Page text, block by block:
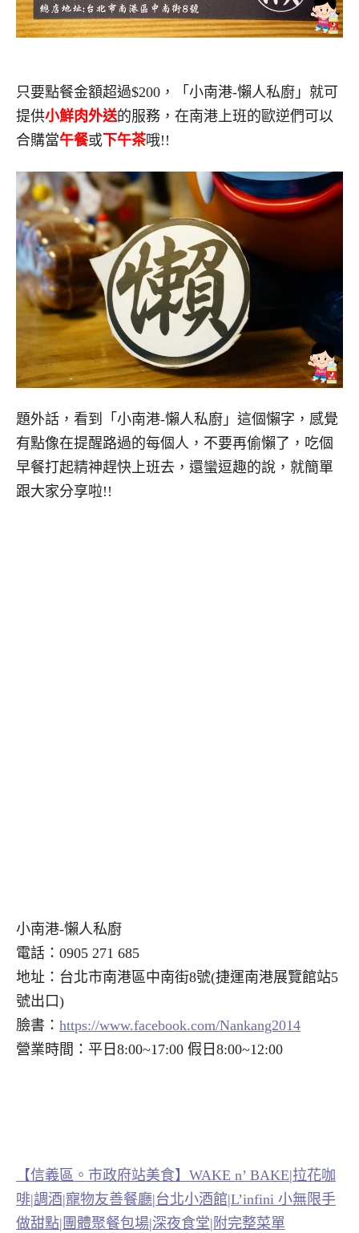
只要點餐金額超過$200，「小南港-懶人私廚」就可
提供小鮮肉外送的服務，在南港上班的歐逆們可以
合購當午餐或 下午茶哦!!
題外話，看到「小南港-懶人私廚」這個懶字，感覺
有點像在提醒路過的每個人，不要再偷懶了，吃個
早餐打起精神趕快上班去，還蠻逗趣的說，就簡單
跟大家分享啦!!
小南港-懶人私廚
電話：0905 271 685
地址：台北市南港區中南街8號(捷運南港展覽館站5
號出口)
臉書： https://www.facebook.com/Nankang2014
營業時間：平日8:00~17:00 假日8:00~12:00
【信義區。市政府站美食】WAKE n’ BAKE|拉花咖
啡|調酒|寵物友善餐廳|台北小酒館|L’infini 小無限手
做甜點|團體聚餐包場|深夜食堂|附完整菜單